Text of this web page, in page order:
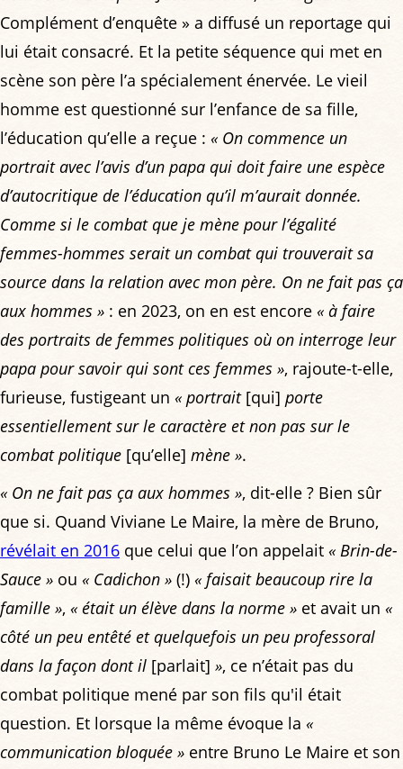
Complément d’enquête » a diffusé un reportage qui
lui était consacré. Et la petite séquence qui met en
scène son père l’a spécialement énervée. Le vieil
homme est questionné sur l’enfance de sa fille,
l’éducation qu’elle a reçue : « On commence un
portrait avec l’avis d’un papa qui doit faire une espèce
d’autocritique de l’éducation qu’il m’aurait donnée.
Comme si le combat que je mène pour l’égalité
femmes-hommes serait un combat qui trouverait sa
source dans la relation avec mon père. On ne fait pas ça
aux hommes » : en 2023, on en est encore « à faire
des portraits de femmes politiques où on interroge leur
papa pour savoir qui sont ces femmes », rajoute-t-elle,
furieuse, fustigeant un « portrait[qui] porte
essentiellement sur le caractère et non pas sur le
combat politique [qu’elle] mène ».
« On ne fait pas ça aux hommes », dit-elle ? Bien sûr
que si. Quand Viviane Le Maire, la mère de Bruno,
révélait en 2016 que celui que l’on appelait « Brin-de-
Sauce » ou « Cadichon » (!) « faisait beaucoup rire la
famille », « était un élève dans la norme » et avait un «
côté un peu entêté et quelquefois un peu professoral
dans la façon dont il [parlait] », ce n’était pas du
combat politique mené par son fils qu'il était
question. Et lorsque la même évoque la «
communication bloquée » entre Bruno Le Maire et son